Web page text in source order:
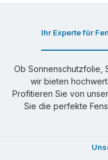
Impressum
✓ 500.000 $
✓ Garantiesiegel
Ihr Experte für
Ob Sonnenschutzfolie,
wir bieten
Profitieren Sie von
Sie die perfekte